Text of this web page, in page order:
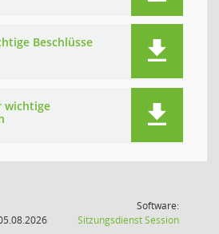
Beschlüsse
wichtige
Software:
SitzungsdienstSession(Wird in